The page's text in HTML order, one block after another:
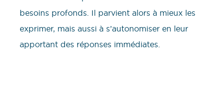
besoins profonds. Il parvient alors à mieux les
exprimer, mais aussi à s’autonomiser en leur
apportant des réponses immédiates.